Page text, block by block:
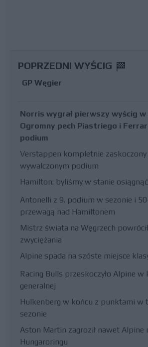
POPRZEDNI WYŚCIG
GP Węgier
Norris wygrał pierwszy wyścig w
Ogromny pech Piastriego i
podium
Verstappen kompletnie zaskoczony
wywalczonym podium
Hamilton: byliśmy w stanie
Antonelli z 9. podium w sezonie i
przewagą nad Hamiltonem
Mistrz świata na Węgrzech
zwyciężania
Alpine spada na szóste miejsce
Racing Bulls przeskoczyło Alpine w
generalnej
Hulkenberg w końcu z punktami w
sezonie
Aston Martin zagroził nawet Alpine
Hungaroringu